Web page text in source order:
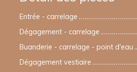
Entrée - carrelage
Dégagement - carrelage
Buanderie - carrelage - point d'eau
Dégagement vestiaire